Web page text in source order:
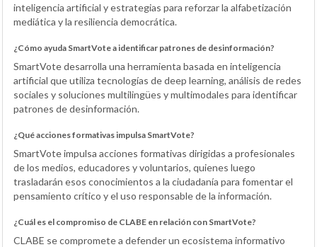
inteligencia artificial y estrategias para reforzar la alfabetización
mediática y la resiliencia democrática.
¿Cómo ayuda SmartVote a identificar patrones de desinformación?
SmartVote desarrolla una herramienta basada en inteligencia
artificial que utiliza tecnologías de deep learning, análisis de redes
sociales y soluciones multilingües y multimodales para identificar
patrones de desinformación.
¿Qué acciones formativas impulsa SmartVote?
SmartVote impulsa acciones formativas dirigidas a profesionales
de los medios, educadores y voluntarios, quienes luego
trasladarán esos conocimientos a la ciudadanía para fomentar el
pensamiento crítico y el uso responsable de la información.
¿Cuál es el compromiso de CLABE en relación con SmartVote?
CLABE se compromete a defender un ecosistema informativo